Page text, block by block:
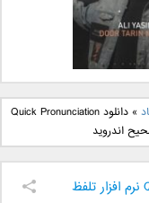
جدید علی
دورترین نزدیک
»
دانلود Quick Pronunciation
دانلود Quick Pronunciation Tool Full 2.0 نرم افزار تلفظ